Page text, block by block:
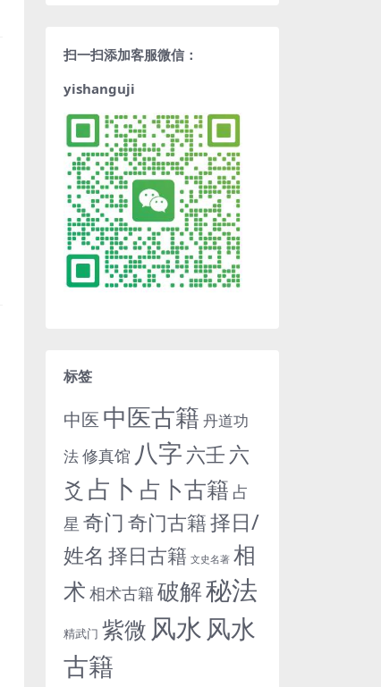
扫一扫添加客服微信：
yishanguji
标签
中医 中医古籍 丹道功
法修真馆 八字 六壬 六
爻 占卜 占卜古籍 占
星 奇门 奇门古籍择日/
姓名 择日古籍 文史名著 相
术 相术古籍破解秘法
精武门 紫微 风水 风水
古籍